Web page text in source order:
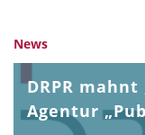
News
DRPR
Agentur